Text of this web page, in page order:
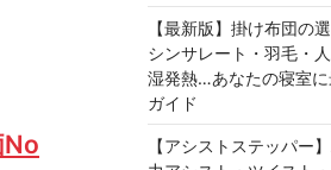
No
【最新版】掛け布団の
シンサレート・羽毛・
湿発熱…あなたの寝室
ガイド
【アシストステッパー